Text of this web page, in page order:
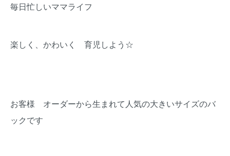
毎日忙しいママライフ
楽しく、かわいく 育児しよう☆
お客様 オーダーから生まれて人気の大きいサイズのバ
ックです